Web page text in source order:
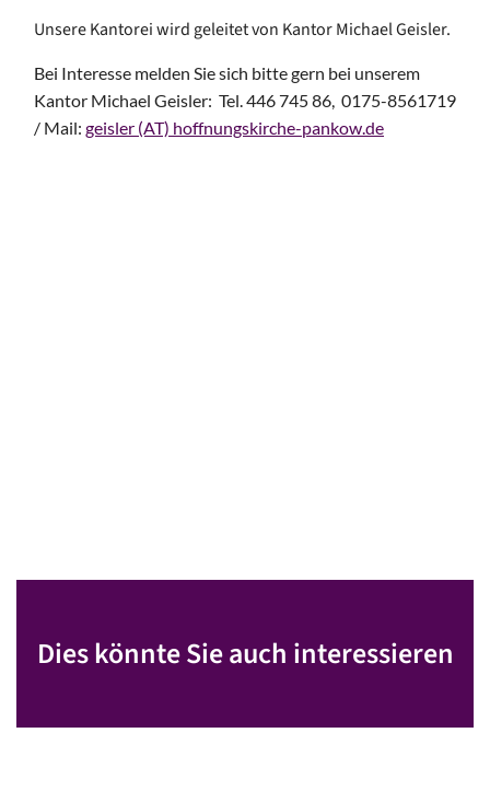
Unsere Kantorei wird geleitet von Kantor Michael Geisler.
Bei Interesse melden Sie sich bitte gern bei unserem
Kantor Michael Geisler: Tel. 446 745 86, 0175-8561719
/ Mail: geisler (AT) hoffnungskirche-pankow.de
Dies könnte Sie auch interessieren